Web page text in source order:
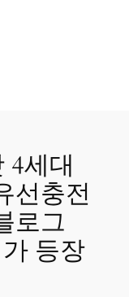
4세대
선충전
로그
등장